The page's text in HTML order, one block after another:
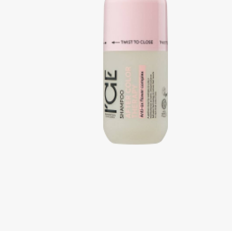
Boadicea The Victorious